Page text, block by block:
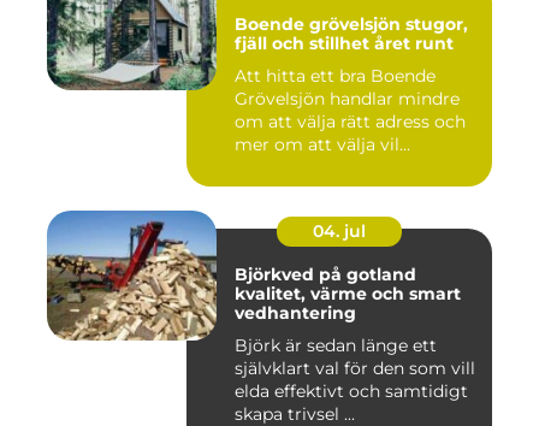
Boende grövelsjön stugor,
fjäll och stillhet året runt
Att hitta ett bra Boende
Grövelsjön handlar mindre
om att välja rätt adress och
mer om att välja vil...
04. jul
Björkved på gotland
kvalitet, värme och smart
vedhantering
Björk är sedan länge ett
självklart val för den som vill
elda effektivt och samtidigt
skapa trivsel ...